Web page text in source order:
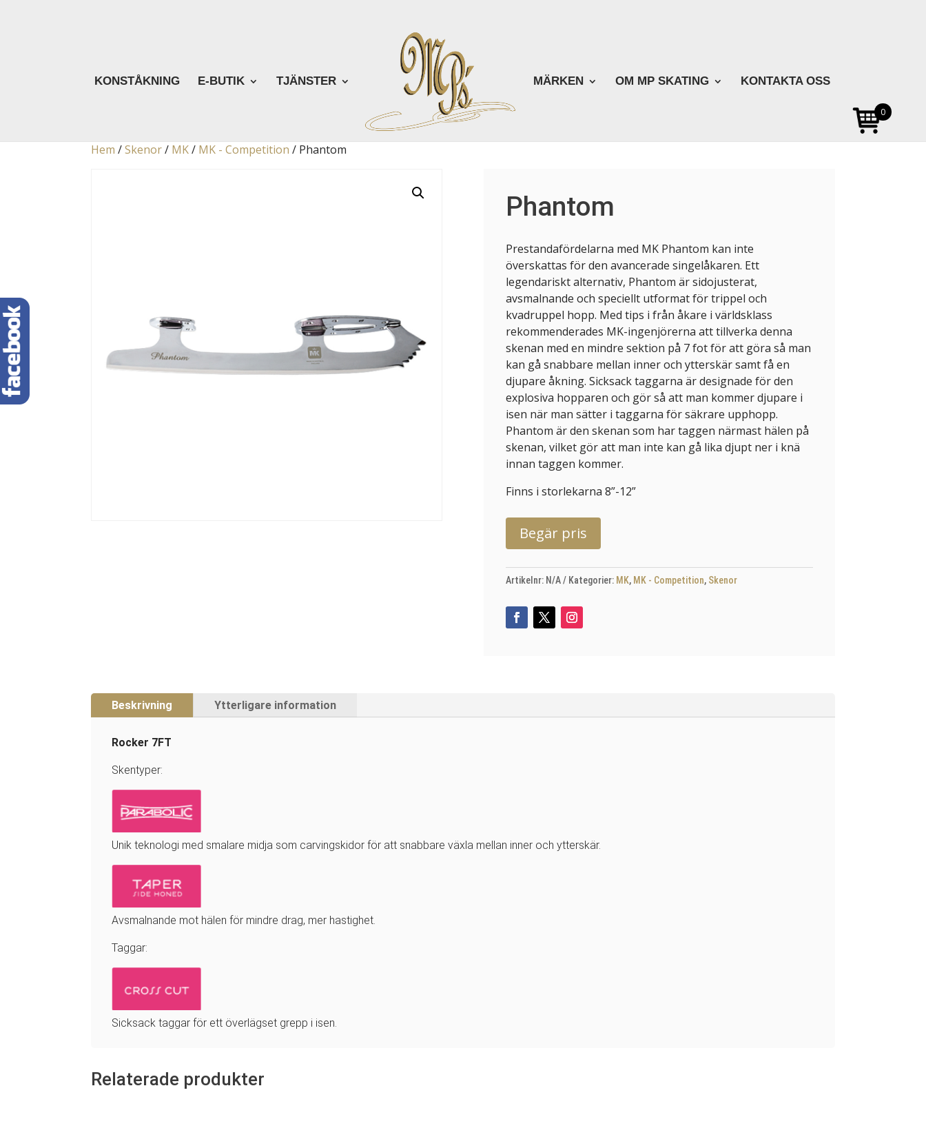
KONSTÅKNING E-BUTIK TJÄNSTER MÄRKEN OM MP SKATING KONTAKTA OSS
Hem /Skenor/ MK/ MK - Competition / Phantom
Phantom
Prestandafördelarna med MK Phantom kan inte
överskattas för den avancerade singelåkaren. Ett
legendariskt alternativ, Phantom är sidojusterat,
avsmalnande och speciellt utformat för trippel och
kvadruppel hopp. Med tips i från åkare i världsklass
rekommenderades MK-ingenjörerna att tillverka denna
skenan med en mindre sektion på 7 fot för att göra så man
kan gå snabbare mellan inner och ytterskär samt få en
djupare åkning. Sicksack taggarna är designade för den
explosiva hopparen och gör så att man kommer djupare i
isen när man sätter i taggarna för säkrare upphopp.
Phantom är den skenan som har taggen närmast hälen på
skenan, vilket gör att man inte kan gå lika djupt ner i knä
innan taggen kommer.
Finns i storlekarna 8”-12”
Begär pris
Artikelnr: N/A Kategorier: MK, MK - Competition, Skenor
Beskrivning Ytterligare information
Rocker 7FT
Skentyper:
Unik teknologi med smalare midja som carvingskidor för att snabbare växla mellan inner och ytterskär.
Avsmalnande mot hälen för mindre drag, mer hastighet.
Taggar:
Sicksack taggar för ett överlägset grepp i isen.
Relaterade produkter
0